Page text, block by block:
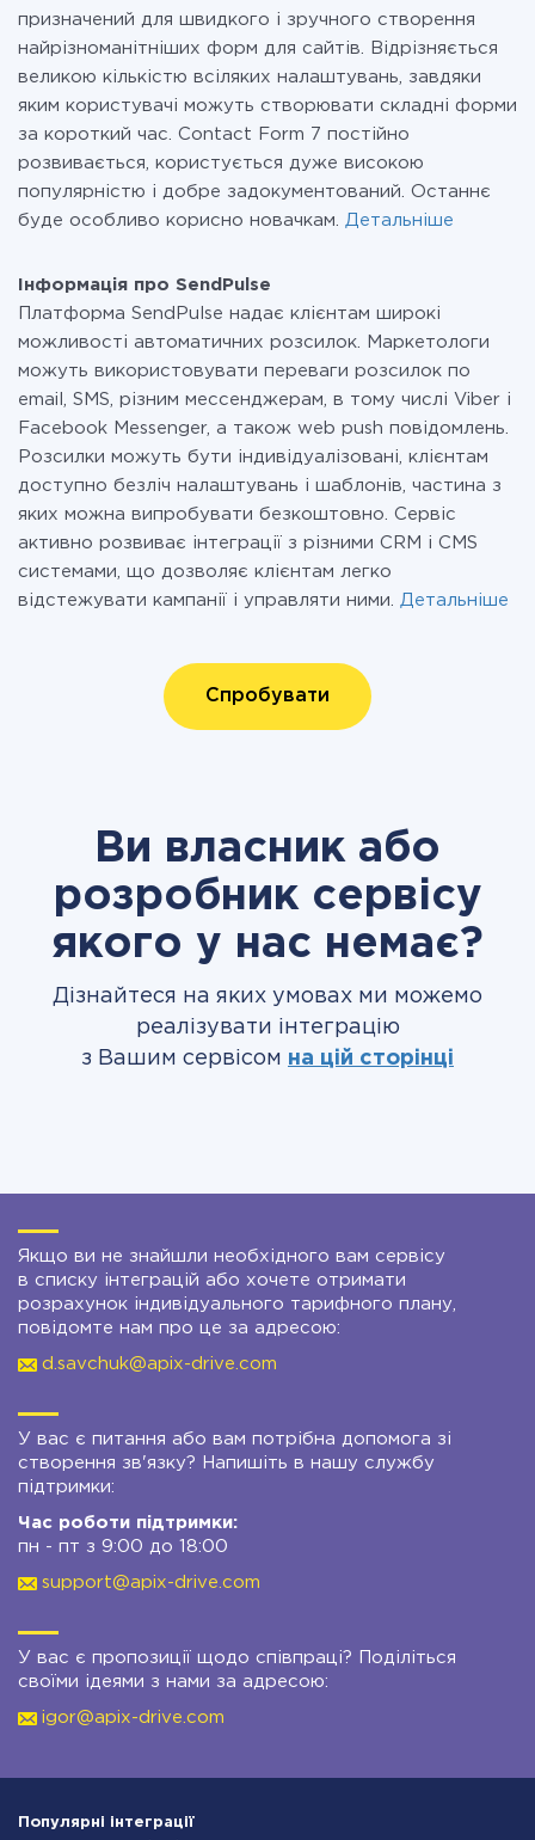
призначений для швидкого і зручного створення
найрізноманітніших форм для сайтів. Відрізняється
великою кількістю всіляких налаштувань, завдяки
яким користувачі можуть створювати складні форми
за короткий час. Contact Form 7 постійно
розвивається, користується дуже високою
популярністю і добре задокументований. Останнє
буде особливо корисно новачкам. Детальніше
Інформація про SendPulse
Платформа SendPulse надає клієнтам широкі
можливості автоматичних розсилок. Маркетологи
можуть використовувати переваги розсилок по
email, SMS, різним мессенджерам, в тому числі Viber і
Facebook Messenger, а також web push повідомлень.
Розсилки можуть бути індивідуалізовані, клієнтам
доступно безліч налаштувань і шаблонів, частина з
яких можна випробувати безкоштовно. Сервіс
активно розвиває інтеграції з різними CRM і CMS
системами, що дозволяє клієнтам легко
відстежувати кампанії і управляти ними. Детальніше
Спробувати
Ви власник або
розробник сервісу
якого у нас немає?
Дізнайтеся на яких умовах ми можемо
реалізувати інтеграцію
з Вашим сервісом на цій сторінці
Якщо ви не знайшли необхідного вам сервісу
в списку інтеграцій або хочете отримати
розрахунок індивідуального тарифного плану,
повідомте нам про це за адресою:
d.savchuk@apix-drive.com
У вас є питання або вам потрібна допомога зі
створення зв'язку? Напишіть в нашу службу
підтримки:
Час роботи підтримки:
пн - пт з 9:00 до 18:00
support@apix-drive.com
У вас є пропозиції щодо співпраці? Поділіться
своїми ідеями з нами за адресою:
igor@apix-drive.com
Популярні інтеграції